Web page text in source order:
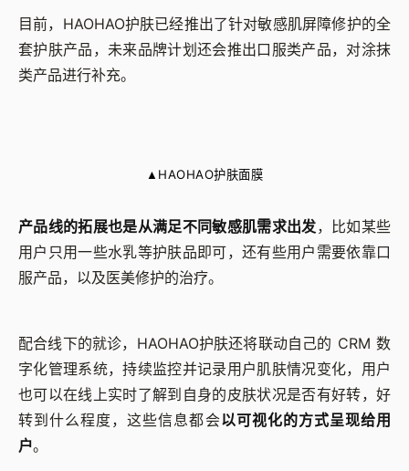
目前， HAOHAO护肤已经推出了针对敏感肌屏障修护的全
套护肤产品，未来品牌计划还会推出口服类产品，对涂抹
类产品进行补充。
▲ HAOHAO护肤面膜
产品线的拓展也是从满足不同敏感肌需求出发，比如某些
用户只用一些水乳等护肤品即可，还有些用户需要依靠口
服产品，以及医美修护的治疗。
配合线下的就诊，HAOHAO护肤还将联动自己的 CRM 数
字化管理系统，持续监控并记录用户肌肤情况变化，用户
也可以在线上实时了解到自身的皮肤状况是否有好转，好
转到什么程度，这些信息都会以可视化的方式呈现给用
户。